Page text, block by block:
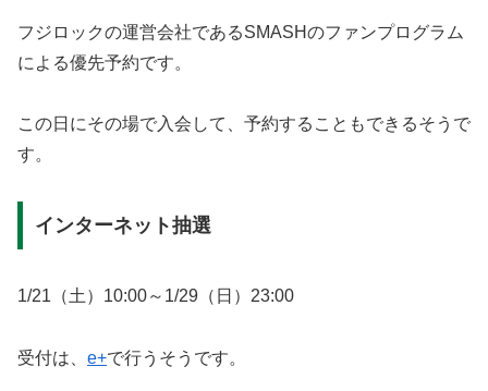
フジロックの運営会社であるSMASHのファンプログラム
による優先予約です。
この日にその場で入会して、予約することもできるそうで
す。
インターネット抽選
1/21（土）10:00～1/29（日）23:00
受付は、 e+で行うそうです。